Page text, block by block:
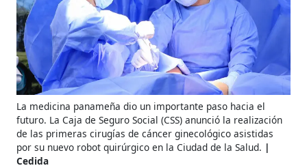
La medicina panameña dio un importante paso hacia el
futuro. La Caja de Seguro Social (CSS) anunció la realización
de las primeras cirugías de cáncer ginecológico asistidas
por su nuevo robot quirúrgico en la Ciudad de la Salud.
Cedida